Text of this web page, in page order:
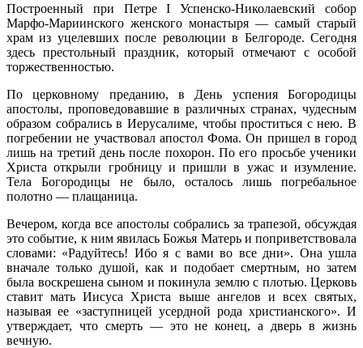
Построенный при Петре I Успенско-Николаевский собор
Марфо-Мариинского женского монастыря — самый старый
храм из уцелевших после революции в Белгороде. Сегодня
здесь престольный праздник, который отмечают с особой
торжественностью.
По церковному преданию, в День успения Богородицы
апостолы, проповедовавшие в различных странах, чудесным
образом собрались в Иерусалиме, чтобы проститься с нею. В
погребении не участвовал апостол Фома. Он пришел в город
лишь на третий день после похорон. По его просьбе ученики
Христа открыли гробницу и пришли в ужас и изумление.
Тела Богородицы не было, осталось лишь погребальное
полотно — плащаница.
Вечером, когда все апостолы собрались за трапезой, обсуждая
это событие, к ним явилась Божья Матерь и поприветствовала
словами: «Радуйтесь! Ибо я с вами во все дни». Она ушла
вначале только душой, как и подобает смертным, но затем
была воскрешена сыном и покинула землю с плотью. Церковь
ставит мать Иисуса Христа выше ангелов и всех святых,
называя ее «заступницей усердной рода христианского». И
утверждает, что смерть — это не конец, а дверь в жизнь
вечную.